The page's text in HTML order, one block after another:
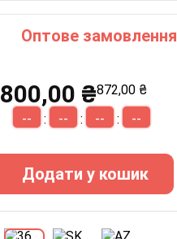
800,00 ₴872,00 ₴
-- : -- : -- : --
Оптове замовлення
Додати у кошик